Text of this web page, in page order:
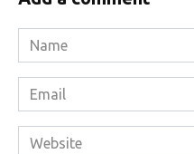
Name
*
Email
*
Website